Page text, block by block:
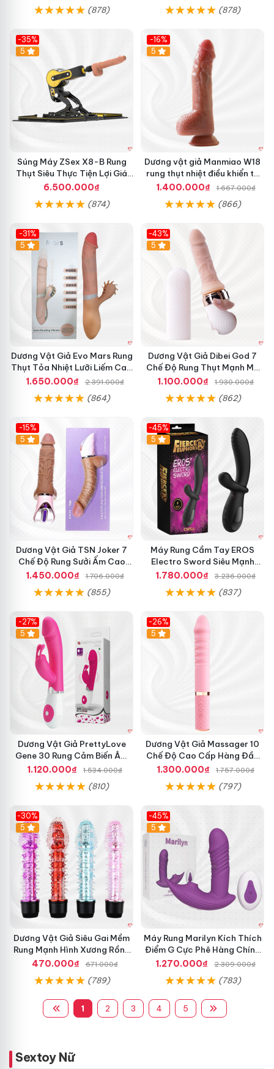
(878) (878)
-35%
Hot
5
Súng Máy ZSex X8-B Rung
Thụt Siêu Thực Tiện Lợi Giá
Tốt
6.500.000₫
(874)
-16%
Hot
5
Dương vật giả Manmiao W18
rung thụt nhiệt điều khiển từ
xa
1.400.000₫ 1.667.000₫
(866)
-31%
5
Dương Vật Giả Evo Mars Rung
Thụt Tỏa Nhiệt Lưỡi Liếm Cao
Cấp
1.650.000₫ 2.391.000₫
(864)
-43%
Hot
5
Dương Vật Giả Dibei God 7
Chế Độ Rung Thụt Mạnh Mẽ
Tỏa Nhiệt Kích Thích
1.100.000₫ 1.930.000₫
(862)
-15%
5
Dương Vật Giả TSN Joker 7
Chế Độ Rung Sưởi Ấm Cao
Cấp
1.450.000₫ 1.706.000₫
(855)
-45%
5
Máy Rung Cầm Tay EROS
Electro Sword Siêu Mạnh
Giúp Thư Giãn
1.780.000₫ 3.236.000₫
(837)
-27%
Hot
5
Dương Vật Giả PrettyLove
Gene 30 Rung Cảm Biến Âm
Thanh Cao Cấp
1.120.000₫ 1.534.000₫
(810)
-26%
Hot
5
Dương Vật Giả Massager 10
Chế Độ Cao Cấp Hàng Đầu
Uy Tín
1.300.000₫ 1.757.000₫
(797)
-30%
Hot
5
Dương Vật Giả Siêu Gai Mềm
Rung Mạnh Hình Xương Rồng
Độc Đáo
470.000₫ 671.000₫
(789)
-45%
Hot
5
Máy Rung Marilyn Kích Thích
Điểm G Cực Phê Hàng Chính
Hãng
1.270.000₫ 2.309.000₫
(783)
1 2 3 4 5
Sextoy Nữ